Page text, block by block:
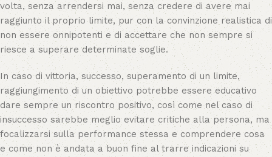
volta, senza arrendersi mai, senza credere di avere mai
raggiunto il proprio limite, pur con la convinzione realistica di
non essere onnipotenti e di accettare che non sempre si
riesce a superare determinate soglie.
In caso di vittoria, successo, superamento di un limite,
raggiungimento di un obiettivo potrebbe essere educativo
dare sempre un riscontro positivo, così come nel caso di
insuccesso sarebbe meglio evitare critiche alla persona, ma
focalizzarsi sulla performance stessa e comprendere cosa
e come non è andata a buon fine al trarre indicazioni su